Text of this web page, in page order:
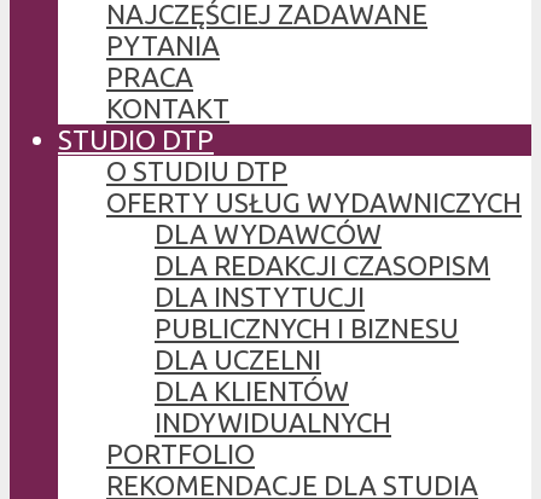
NAJCZĘŚCIEJ ZADAWANE
PYTANIA
PRACA
KONTAKT
STUDIO DTP
O STUDIU DTP
OFERTY USŁUG WYDAWNICZYCH
DLA WYDAWCÓW
DLA REDAKCJI CZASOPISM
DLA INSTYTUCJI
PUBLICZNYCH I BIZNESU
DLA UCZELNI
DLA KLIENTÓW
INDYWIDUALNYCH
PORTFOLIO
REKOMENDACJE DLA STUDIA